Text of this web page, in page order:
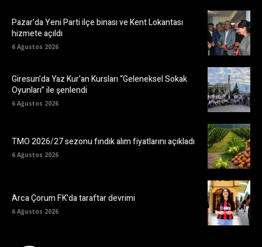
Pazar’da Yeni Parti ilçe binası ve Kent Lokantası
hizmete açıldı
6 Ağustos 2026
Giresun’da Yaz Kur’an Kursları “Geleneksel Sokak
Oyunları” ile şenlendi
6 Ağustos 2026
TMO 2026/27 sezonu fındık alım fiyatlarını açıkladı
6 Ağustos 2026
Arca Çorum FK’da taraftar devrimi
6 Ağustos 2026